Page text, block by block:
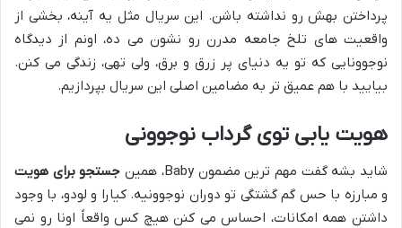
پرداختن بهش رو نداشته باشن. این سریال مثل یه آینه، بخشی از
واقعیت های تلخ جامعه مدرن رو نشون می ده، اونم از دیدگاه
نوجوونایی که تو یه دنیای پر زرق و برق، ولی تهی، زندگی می کنن.
بیایید با هم عمیق تر به مضامین اصلی این سریال بپردازیم.
هویت یابی توی گرداب نوجوونی
شاید بشه گفت مهم ترین مضمون Baby، همین
جستجو برای هویت
و مبارزه با حس گم گشتگی تو دوران نوجوونیه. کیارا و لودو، با وجود
داشتن همه امکانات، احساس می کنن هیچ کس واقعاً اونا رو نمی